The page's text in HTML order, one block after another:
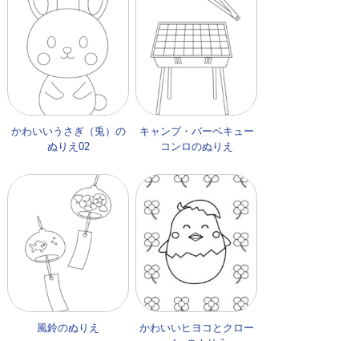
かわいいうさぎ（兎）の
ぬりえ02
キャンプ・バーベキュー
コンロのぬりえ
風鈴のぬりえ
かわいいヒヨコとクロー